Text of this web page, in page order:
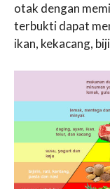
otak dengan
terbukti dapat
ikan, kekacang,